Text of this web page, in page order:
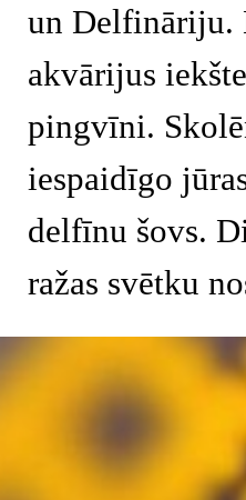
un Delfināriju.
akvārijus
pingvīni.
iespaidīgo
delfīnu šovs.
ražas svētku
Atgriezties pie satura